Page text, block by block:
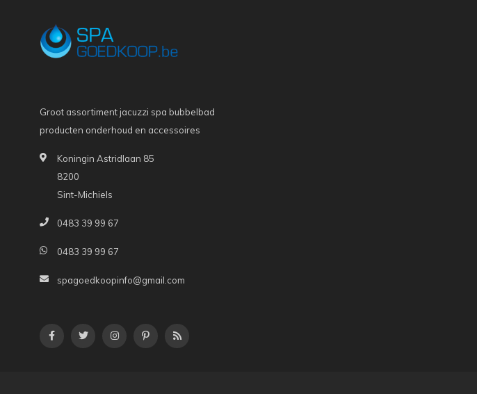
Groot assortiment jacuzzi spa bubbelbad
producten onderhoud en accessoires
Koningin Astridlaan 85
8200
Sint-Michiels
0483 39 99 67
0483 39 99 67
spagoedkoopinfo@gmail.com